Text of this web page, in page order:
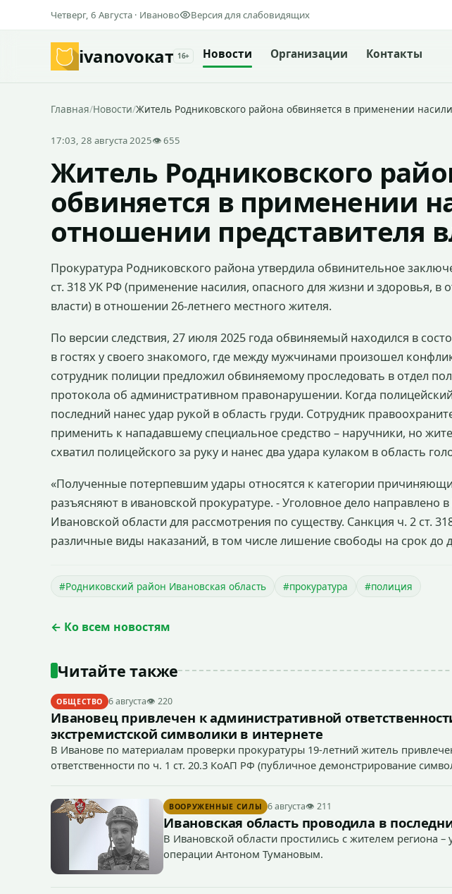
Четверг, 6 Августа · Иваново Версия для слабовидящих
ivanovoкат 16+ Новости Организации Контакты
Главная/Новости/Житель Родниковского района обвиняется в применении
17:03, 28 августа 2025👁 655
Житель Родниковского
обвиняется в применении
отношении представителя
Прокуратура Родниковского района утвердила обвинительное
ст. 318 УК РФ (применение насилия, опасного для жизни и здоровья, в
власти) в отношении 26-летнего местного жителя.
По версии следствия, 27 июля 2025 года обвиняемый находился в
в гостях у своего знакомого, где между мужчинами произошел
сотрудник полиции предложил обвиняемому проследовать в отдел
протокола об административном правонарушении. Когда
последний нанес удар рукой в область груди. Сотрудник
применить к нападавшему специальное средство – наручники, но
схватил полицейского за руку и нанес два удара кулаком в область
«Полученные потерпевшим удары относятся к категории
разъясняют в ивановской прокуратуре. - Уголовное дело направлено
Ивановской области для рассмотрения по существу. Санкция ч. 2 ст.
различные виды наказаний, в том числе лишение свободы на срок до
#Родниковский район Ивановская область #прокуратура #полиция
← Ко всем новостям
Читайте также
ОБЩЕСТВО 6 августа👁 220
Ивановец привлечен к административной
экстремистской символики в интернете
В Иванове по материалам проверки прокуратуры 19-летний житель
ответственности по ч. 1 ст. 20.3 КоАП РФ (публичное демонстрирование
символики в сети Интернет.
ВООРУЖЕННЫЕ СИЛЫ 6 августа👁 211
Ивановская область проводила в
В Ивановской области простились с жителем региона
операции Антоном Тумановым.